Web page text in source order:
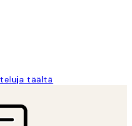
täältä